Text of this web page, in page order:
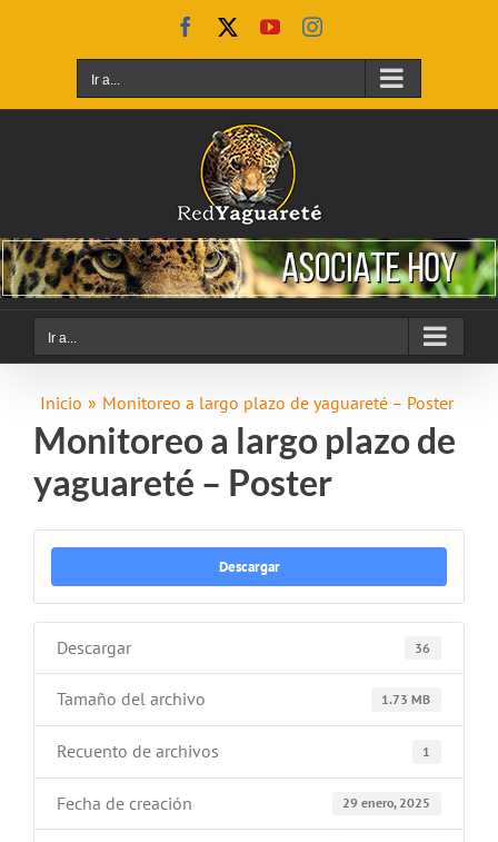
Facebook YouTubeInstagram
Ir a...
Ir a...
Inicio Monitoreo a largo plazo de yaguareté – Poster
Monitoreo a largo plazo de
yaguareté – Poster
Descargar
Descargar 36
Tamaño del archivo 1.73 MB
Recuento de archivos 1
Fecha de creación 29 enero, 2025